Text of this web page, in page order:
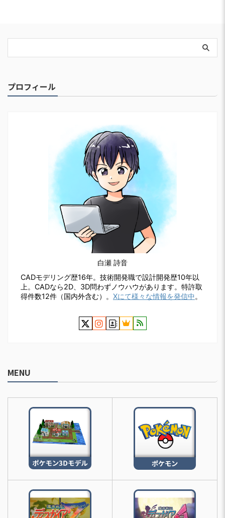
プロフィール
白瀬 詩音
CADモデリング歴16年。技術開発職で設計開発歴10年以
上。CADなら2D、3D問わずノウハウがあります。特許取
得件数12件（国内外含む）。 Xにて様々な情報を発信中 。
MENU